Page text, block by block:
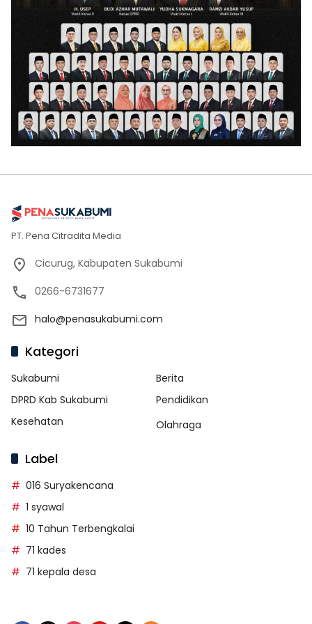
PT. Pena Citradita Media
Cicurug, Kabupaten Sukabumi
0266-6731677
halo@penasukabumi.com
Kategori
Sukabumi
Berita
DPRD Kab Sukabumi
Pendidikan
Kesehatan
Olahraga
Label
016 Suryakencana
1 syawal
10 Tahun Terbengkalai
71 kades
71 kepala desa